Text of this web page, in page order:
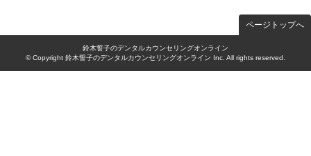
ページトップへ
鈴木誓子のデンタルカウンセリングオンライン
© Copyright 鈴木誓子のデンタルカウンセリングオンライン Inc. All rights reserved.